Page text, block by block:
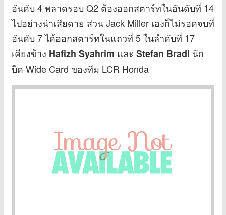
อันดับ 4 พลาดรอบ Q2 ต้องออกสตาร์ทในอันดับที่ 14
ไปอย่างน่าเสียดาย ส่วน Jack Miller เองก็ไม่รอดจบที่
อันดับ 7 ได้ออกสตาร์ทในแถวที่ 5 ในลำดับที่ 17
เคียงข้าง Hafizh Syahrim และ Stefan Bradl นัก
บิด Wide Card ของทีม LCR Honda